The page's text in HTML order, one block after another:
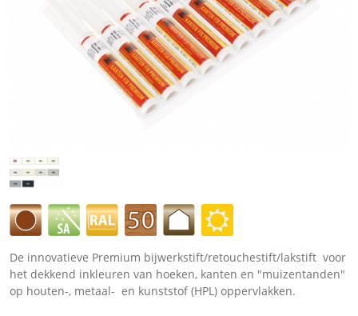
De innovatieve Premium bijwerkstift/retouchestift/lakstift voor
het dekkend inkleuren van hoeken, kanten en "muizentanden"
op houten-, metaal- en kunststof (HPL) oppervlakken.